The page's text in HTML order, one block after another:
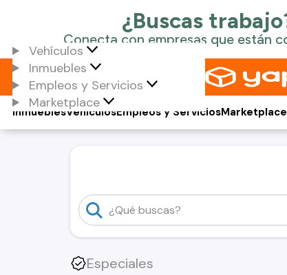
Vehículos
Inmuebles
Empleos y Servicios
Marketplace
Vehículos
Inmuebles Empleos y ServiciosMarketplace
Especiales